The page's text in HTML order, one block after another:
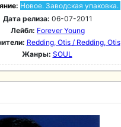
Новое. Заводская упаковка.
Дата релиза: 06-07-2011
Лейбл: Forever Young
Redding, Otis / Redding, Otis
Жанры: SOUL